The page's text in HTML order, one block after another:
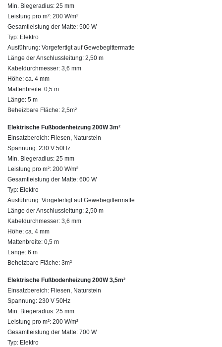
Min. Biegeradius: 25 mm
Leistung pro m²: 200 W/m²
Gesamtleistung der Matte: 500 W
Typ: Elektro
Ausführung: Vorgefertigt auf Gewebegittermatte
Länge der Anschlussleitung: 2,50 m
Kabeldurchmesser: 3,6 mm
Höhe: ca. 4 mm
Mattenbreite: 0,5 m
Länge: 5 m
Beheizbare Fläche: 2,5m²
Elektrische Fußbodenheizung 200W 3m²
Einsatzbereich: Fliesen, Naturstein
Spannung: 230 V 50Hz
Min. Biegeradius: 25 mm
Leistung pro m²: 200 W/m²
Gesamtleistung der Matte: 600 W
Typ: Elektro
Ausführung: Vorgefertigt auf Gewebegittermatte
Länge der Anschlussleitung: 2,50 m
Kabeldurchmesser: 3,6 mm
Höhe: ca. 4 mm
Mattenbreite: 0,5 m
Länge: 6 m
Beheizbare Fläche: 3m²
Elektrische Fußbodenheizung 200W 3,5m²
Einsatzbereich: Fliesen, Naturstein
Spannung: 230 V 50Hz
Min. Biegeradius: 25 mm
Leistung pro m²: 200 W/m²
Gesamtleistung der Matte: 700 W
Typ: Elektro